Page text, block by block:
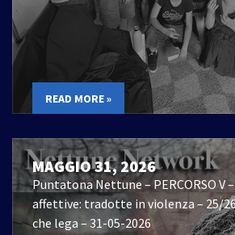
READ MORE »
MAGGIO 31, 2026
Puntatona Nettune – PERCORSO V
affettive: tradotte in violenza – 25/
che lega – 31-05-2026